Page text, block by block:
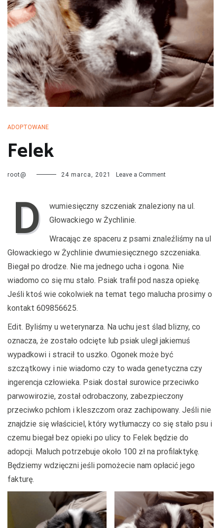
przechodzą kwarantannę, są leczone i mają całą profilaktykę. Są
również sterylizowane i kastrowane. Są socjalizowane czyli
przygotowywane do tego by odnaleźć się w nowej rodzinie. My
bardzo dobrze znamy naszych podopiecznych więc jest nam łatwiej
dopasować psa do rodziny i odwrotnie.
ADOPTOWANE
Felek
root@ 24 marca, 2021 Leave a Commenton
D
wumiesięczny szczeniak znaleziony na ul.
Głowackiego w Żychlinie.
Wracając ze spaceru z psami znaleźliśmy na ul
Głowackiego w Żychlinie dwumiesięcznego szczeniaka.
Biegał po drodze. Nie ma jednego ucha i ogona. Nie
wiadomo co się mu stało. Psiak trafił pod nasza opiekę.
Jeśli ktoś wie cokolwiek na temat tego malucha prosimy o
kontakt 609856625.
Edit. Byliśmy u weterynarza. Na uchu jest ślad blizny, co
oznacza, że zostało odcięte lub psiak uległ jakiemuś
wypadkowi i stracił to uszko. Ogonek może być
szczątkowy i nie wiadomo czy to wada genetyczna czy
ingerencja człowieka. Psiak dostał surowice przeciwko
parwowirozie, został odrobaczony, zabezpieczony
przeciwko pchłom i kleszczom oraz zachipowany. Jeśli nie
znajdzie się właściciel, który wytłumaczy co się stało psu i
czemu biegał bez opieki po ulicy to Felek będzie do
adopcji. Maluch potrzebuje około 100 zł na profilaktykę.
Będziemy wdzięczni jeśli pomożecie nam opłacić jego
fakturę.